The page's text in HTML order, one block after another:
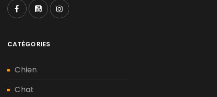
CATÉGORIES
Chien
Chat